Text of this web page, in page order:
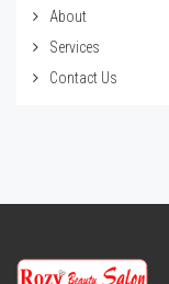
About
Services
Contact Us